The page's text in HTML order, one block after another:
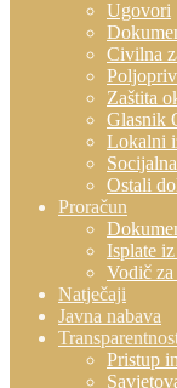
Ugovori
Civilna
Zaštita
Glasnik
Lokalni
Ostali
Proračun
Isplate
Vodič za
Natječaji
Javna nabava
Pristup